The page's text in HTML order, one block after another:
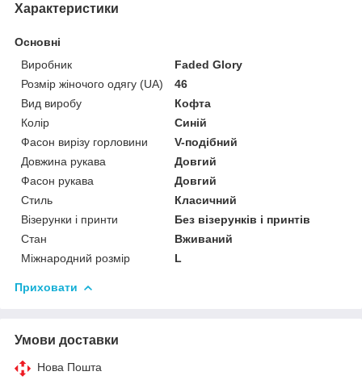
Характеристики
Основні
Виробник
Faded Glory
Розмір жіночого одягу (UA)
46
Вид виробу
Кофта
Колір
Синій
Фасон вирізу горловини
V-подібний
Довжина рукава
Довгий
Фасон рукава
Довгий
Стиль
Класичний
Візерунки і принти
Без візерунків і принтів
Стан
Вживаний
Міжнародний розмір
L
Приховати
Умови доставки
Нова Пошта